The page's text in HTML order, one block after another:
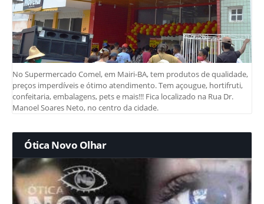
No Supermercado Comel, em Mairi-BA, tem produtos de qualidade,
preços imperdíveis e ótimo atendimento. Tem açougue, hortifruti,
confeitaria, embalagens, pets e mais!!! Fica localizado na Rua Dr.
Manoel Soares Neto, no centro da cidade.
Ótica Novo Olhar